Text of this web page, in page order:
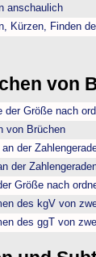
anschaulich
Kürzen, Finden
von
der Größe nach
von Brüchen
an der
der
Größe nach
des kgV von
des ggT von